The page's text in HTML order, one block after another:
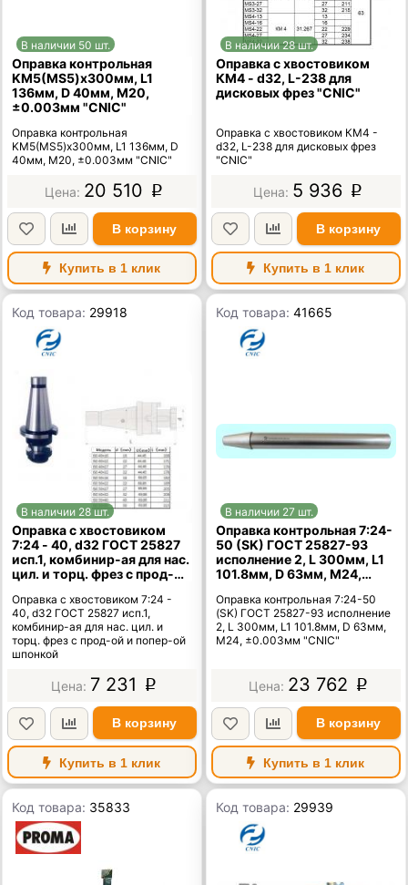
В наличии 50 шт.
Оправка контрольная
KМ5(MS5)x300мм, L1
136мм, D 40мм, М20,
±0.003мм "CNIC"
Оправка контрольная
KМ5(MS5)x300мм, L1 136мм, D
40мм, М20, ±0.003мм "CNIC"
20 510 p
В корзину
Купить в 1 клик
В наличии 28 шт.
Оправка с хвостовиком
КМ4 - d32, L-238 для
дисковых фрез "CNIC"
Оправка с хвостовиком КМ4 -
d32, L-238 для дисковых фрез
"CNIC"
5 936 p
В корзину
Купить в 1 клик
Код товара: 29918
В наличии 28 шт.
Оправка с хвостовиком
7:24 - 40, d32 ГОСТ 25827
исп.1, комбинир-ая для нас.
цил. и торц. фрез с прод-ой
Оправка с хвостовиком 7:24 -
40, d32 ГОСТ 25827 исп.1,
комбинир-ая для нас. цил. и
торц. фрез с прод-ой и попер-ой
шпонкой
7 231 p
В корзину
Купить в 1 клик
Код товара:41665
В наличии 27 шт.
Оправка контрольная 7:24-
50 (SK) ГОСТ 25827-93
исполнение 2, L 300мм, L1
101.8мм, D 63мм, М24,
Оправка контрольная 7:24-50
(SK) ГОСТ 25827-93 исполнение
2, L 300мм, L1 101.8мм, D 63мм,
М24, ±0.003мм "CNIC"
23 762 p
В корзину
Купить в 1 клик
Код товара: 35833 Код товара: 29939